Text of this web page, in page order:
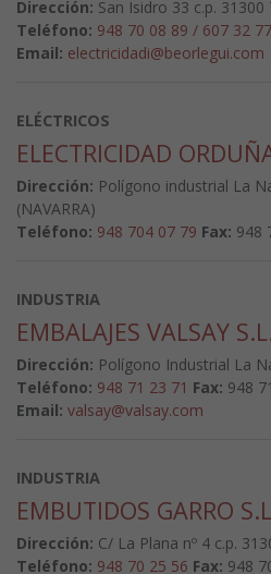
Dirección: San Isidro 33 c.p. 31300
Teléfono: 948 70 08 89 / 607 32
Email: electricidadi@beorlegui.com
ELÉCTRICOS
ELECTRICIDAD
Dirección: Polígono industrial La
(NAVARRA)
Teléfono: 948 704 07 79 Fax: 948
INDUSTRIA
EMBALAJES VALSAY
Dirección: Polígono Industrial La
Teléfono: 948 71 23 71 Fax: 948
Email: valsay@valsay.com
INDUSTRIA
EMBUTIDOS GARRO S.L
Dirección: C/ La Plana nº 4 c.p.
Teléfono: 948 70 25 56 Fax: 948